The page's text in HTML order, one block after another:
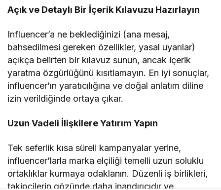
Açık ve Detaylı Bir İçerik Kılavuzu Hazırlayın
Influencer’a ne beklediğinizi (ana mesaj,
bahsedilmesi gereken özellikler, yasal uyarılar)
açıkça belirten bir kılavuz sunun, ancak içerik
yaratma özgürlüğünü kısıtlamayın. En iyi sonuçlar,
influencer’ın yaratıcılığına ve doğal anlatım diline
izin verildiğinde ortaya çıkar.
Uzun Vadeli İlişkilere Yatırım Yapın
Tek seferlik kısa süreli kampanyalar yerine,
influencer’larla marka elçiliği temelli uzun soluklu
ortaklıklar kurmaya odaklanın. Düzenli iş birlikleri,
takipçilerin gözünde daha inandırıcıdır ve